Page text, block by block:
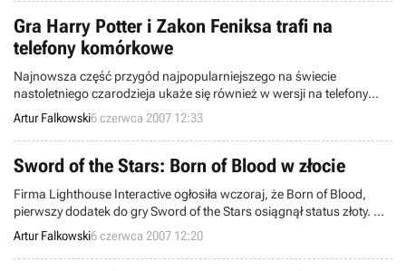
strzelaniny i pozycji o charakterze strategicznym, ma być
dystrybuowana elektroniczne.
Gra Harry Potter i Zakon Feniksa trafi na
telefony komórkowe
Najnowsza część przygód najpopularniejszego na świecie
nastoletniego czarodzieja ukaże się również w wersji na telefony
komórkowe. Takie oświadczenie wydało wczoraj Electronic Arts.
Poza grą dostępne będą różne możliwości personalizacji własnych
komórek, a to za sprawą nawiązujących do filmu Harry Potter i
Zakon Feniksa tapet oraz dzwonków.
Artur Falkowski6 czerwca 2007 12:33
Sword of the Stars: Born of Blood w złocie
Firma Lighthouse Interactive ogłosiła wczoraj, że Born of Blood,
pierwszy dodatek do gry Sword of the Stars osiągnął status złoty. Od
dzisiaj można go pobrać z serwerów serwisu GamersGate. Pod
koniec miesiąca do europejskich sklepów powinna również trafić
również pudełkowa edycja wspomnianego rozszerzenia.
Artur Falkowski6 czerwca 2007 12:20